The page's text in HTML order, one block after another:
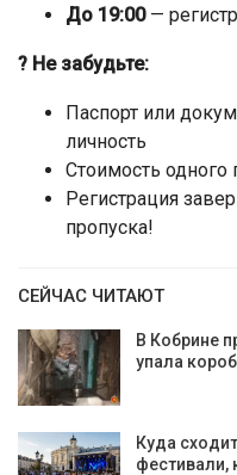
До 19:00—
? Не забудьте:
Паспорт или
личность
Стоимость одного
Регистрация
пропуска!
СЕЙЧАС ЧИТАЮТ
В Кобрине
упала
Куда
фестивали,